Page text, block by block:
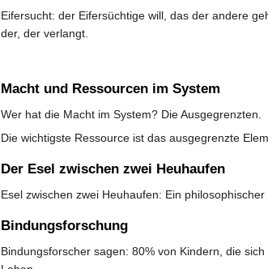
Eifersucht: der Eifersüchtige will, das der andere
der, der verlangt.
Macht und Ressourcen im System
Wer hat die Macht im System? Die Ausgegrenzten.
Die wichtigste Ressource ist das ausgegrenzte
Der Esel zwischen zwei Heuhaufen
Esel zwischen zwei Heuhaufen: Ein
Bindungsforschung
Bindungsforscher sagen: 80% von Kindern, die